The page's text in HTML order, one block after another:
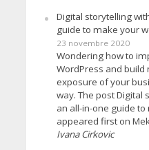
Digital storytelling
guide to make your
23 novembre 2020
Wondering how to
WordPress and
exposure of your
way. The post Digital
an all-in-one guide
appeared first on
Ivana Cirkovic